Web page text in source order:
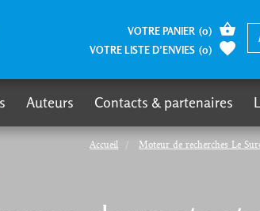
Accueil Moteur de recherches Le
VOTRE PANIER (0)
VOTRE LISTE D’ENVIES (0)
Auteurs Contacts & partenaires